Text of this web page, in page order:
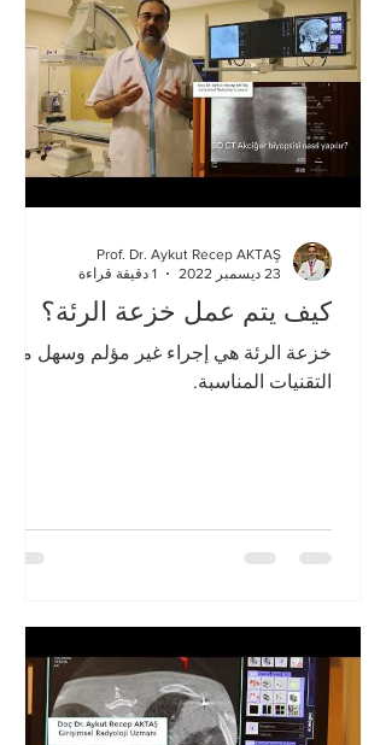
كيف يتم عمل خزعة الرئة؟
خزعة الرئة هي إجراء غير مؤلم وسهل مع
التقنيات المناسبة.
Prof. Dr. Aykut Recep AKTAŞ
23 ديسمبر 2022
1 دقيقة قراءة